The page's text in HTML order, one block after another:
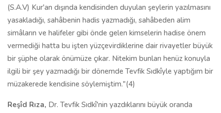
(S.A.V) Kur'an dışında kendisinden duyulan şeylerin yazılmasını
yasakladığı, sahâbenin hadis yazmadığı, sahâbeden alim
simâların ve halifeler gibi önde gelen kimselerin hadise önem
vermediği hatta bu işten yüzçevirdiklerine dair rivayetler büyük
bir şüphe olarak önümüze çıkar. Nitekim bunları henüz konuyla
ilgili bir şey yazmadığı bir dönemde Tevfik Sıdkîyle yaptığım bir
müzakerede kendisine söylemiştim."(4)
Reşîd Rıza, Dr. Tevfik Sıdkî'nin yazdıklarını büyük oranda